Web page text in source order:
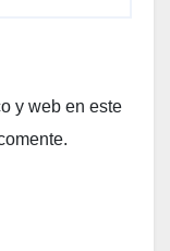
y web en este